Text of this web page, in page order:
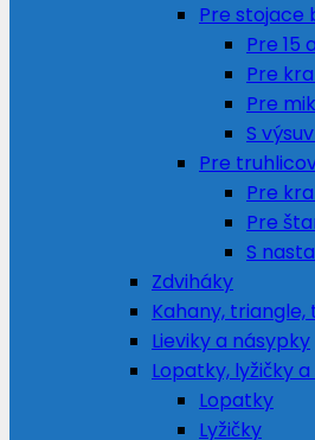
Pre stojace
Pre 15
Pre
Pre
S
Pre
Pre
Pre
S
Zdviháky
Kahany,
Lieviky a násypky
Lopatky, lyžičky
Lopatky
Lyžičky